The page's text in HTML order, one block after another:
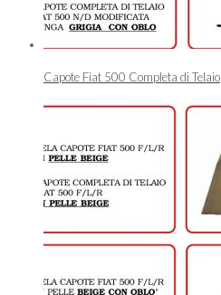
Capote Fiat 500 Completa di Telaio